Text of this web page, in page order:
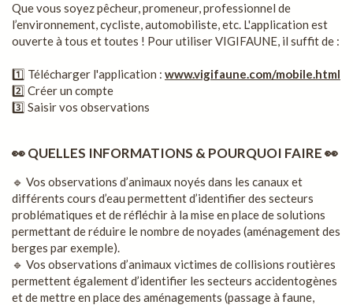
Que vous soyez pêcheur, promeneur, professionnel de
l’environnement, cycliste, automobiliste, etc. L'application est
ouverte à tous et toutes ! Pour utiliser VIGIFAUNE, il suffit de :
1️⃣ Télécharger l'application : www.vigifaune.com/mobile.html
2️⃣ Créer un compte
3️⃣ Saisir vos observations
👀 QUELLES INFORMATIONS & POURQUOI FAIRE 👀
🔹 Vos observations d’animaux noyés dans les canaux et
différents cours d’eau permettent d’identifier des secteurs
problématiques et de réfléchir à la mise en place de solutions
permettant de réduire le nombre de noyades (aménagement des
berges par exemple).
🔹 Vos observations d’animaux victimes de collisions routières
permettent également d’identifier les secteurs accidentogènes
et de mettre en place des aménagements (passage à faune,